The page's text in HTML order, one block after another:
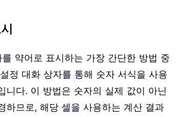
약어로 표시하는 가장 간단한 방법 중
정 대화 상자를 통해 숫자 서식을 사용
니다. 이 방법은 숫자의 실제 값이 아닌
하므로, 해당 셀을 사용하는 계산 결과